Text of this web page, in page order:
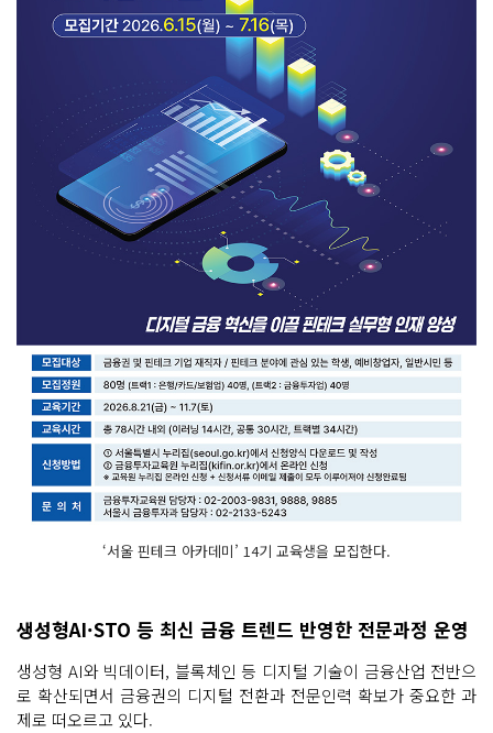
‘서울 핀테크 아카데미’ 14기 교육생을 모집한다.
생성형AI·STO 등 최신 금융 트렌드 반영한 전문과정 운영
생성형 AI와 빅데이터, 블록체인 등 디지털 기술이 금융산업 전반으
로 확산되면서 금융권의 디지털 전환과 전문인력 확보가 중요한 과
제로 떠오르고 있다.